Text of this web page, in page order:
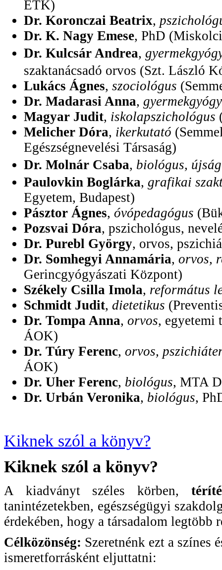
ETK)
Dr. Koronczai Beatrix,
Dr. K. Nagy Emese, PhD
Dr. Kulcsár Andrea,
szaktanácsadó orvos (Szt. László
Lukács Ágnes, szociológus
Dr. Madarasi Anna,
Magyar Judit, iskolapszichológus
Melicher Dóra, ikerkutató
Egészségnevelési Társaság)
Dr. Molnár Csaba, biológus,
Paulovkin Boglárka, grafikai
Egyetem, Budapest)
Pásztor Ágnes, óvópedagógus
Pozsvai Dóra, pszichológus,
Dr. Purebl György, orvos,
Dr. Somhegyi Annamária, orvos,
Gerincgyógyászati Központ)
Székely Csilla Imola, református
Schmidt Judit, dietetikus
Dr. Tompa Anna, orvos, egyetemi
ÁOK)
Dr. Túry Ferenc, orvos,
ÁOK)
Dr. Uher Ferenc, biológus, MTA
Dr. Urbán Veronika, biológus,
Kiknek szól a könyv?
Kiknek szól a könyv?
A kiadványt széles körben,
tanintézetekben, egészségügyi
érdekében, hogy a társadalom legtöbb
Célközönség: Szeretnénk ezt a színes
ismeretforrásként eljuttatni: